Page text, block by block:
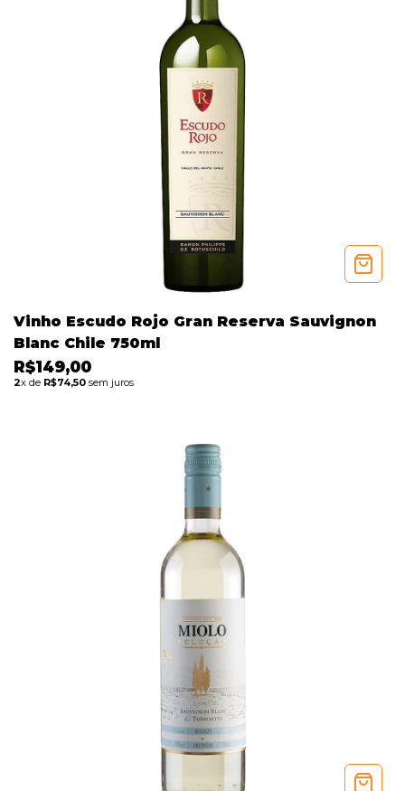
Vinho Escudo Rojo Gran Reserva Sauvignon
Blanc Chile 750ml
R$149,00
2x de R$74,50 sem juros